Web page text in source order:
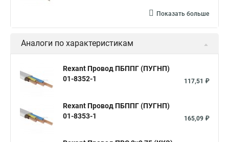
Изоляция силовых кабелей
Кабель силовой огнестойкий Кабель силовой гибкий
Кабель силовой вббшв Кабель силовой ввгнг 3х1 5
Кабель силовой 4х25
Кабели силовые жилы
Показать больше
Аналоги по характеристикам
Rexant Провод ПБППГ (ПУГНП)
01-8352-1
117,51 ₽
Rexant Провод ПБППГ (ПУГНП)
01-8353-1
165,09 ₽